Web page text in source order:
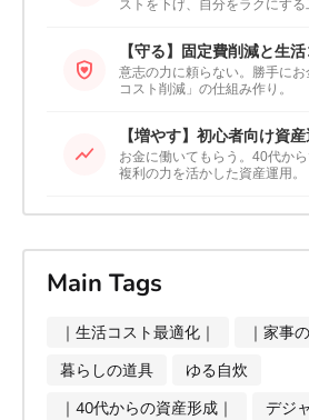
ストを下げ、自分をラクにする
shield_with_heart
【守る】固定費削減と生
意志の力に頼らない。勝手に
コスト削減」の仕組み作り。
show_chart
【増やす】初心者向け資
お金に働いてもらう。40代から
複利の力を活かした資産運用。
Main Tags
｜生活コスト最適化｜
｜家事
暮らしの道具
ゆる自炊
｜40代からの資産形成｜
デジ